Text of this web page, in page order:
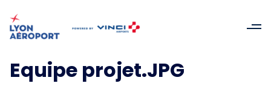
Equipe projet.JPG